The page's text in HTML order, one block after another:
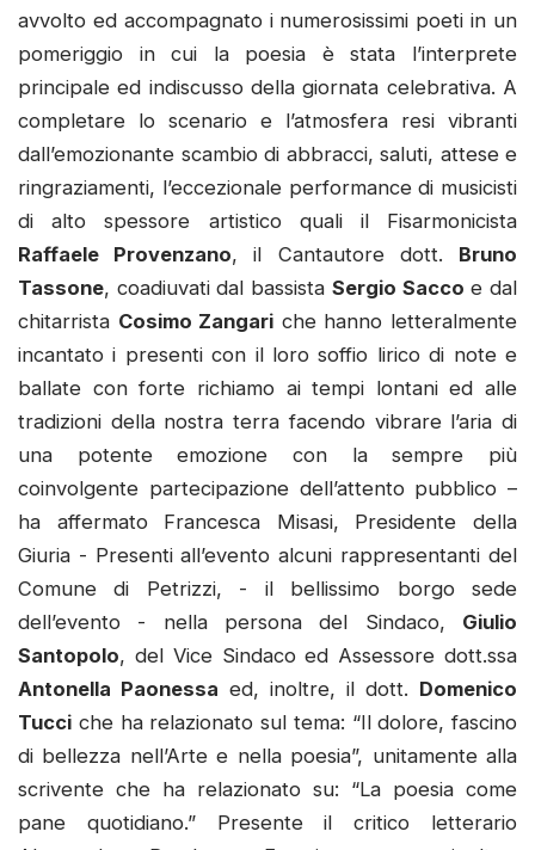
avvolto ed accompagnato i numerosissimi poeti in un
pomeriggio in cui la poesia è stata l’interprete
principale ed indiscusso della giornata celebrativa. A
completare lo scenario e l’atmosfera resi vibranti
dall’emozionante scambio di abbracci, saluti, attese e
ringraziamenti, l’eccezionale performance di musicisti
di alto spessore artistico quali il Fisarmonicista
Raffaele Provenzano, il Cantautore dott. Bruno
Tassone, coadiuvati dal bassista Sergio Sacco e dal
chitarrista Cosimo Zangari che hanno letteralmente
incantato i presenti con il loro soffio lirico di note e
ballate con forte richiamo ai tempi lontani ed alle
tradizioni della nostra terra facendo vibrare l’aria di
una potente emozione con la sempre più
coinvolgente partecipazione dell’attento pubblico –
ha affermato Francesca Misasi, Presidente della
Giuria - Presenti all’evento alcuni rappresentanti del
Comune di Petrizzi, - il bellissimo borgo sede
dell’evento - nella persona del Sindaco, Giulio
Santopolo, del Vice Sindaco ed Assessore dott.ssa
Antonella Paonessa ed, inoltre, il dott. Domenico
Tucci che ha relazionato sul tema: “Il dolore, fascino
di bellezza nell’Arte e nella poesia”, unitamente alla
scrivente che ha relazionato su: “La poesia come
pane quotidiano.” Presente il critico letterario